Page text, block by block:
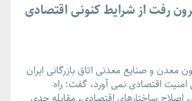
برون رفت از شرایط کنونی اقتصادی
معدن و صنایع معدنی اتاق بازرگانی ایران
امنیت اقتصادی نمی آورد، گفت: راه